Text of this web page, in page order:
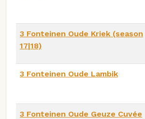
3 Fonteinen Oude Kriek (season
17|18)
3 Fonteinen Oude Lambik
3 Fonteinen Oude Geuze Cuvée